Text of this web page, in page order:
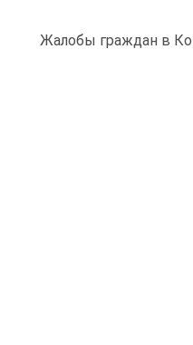
Жалобы граждан в